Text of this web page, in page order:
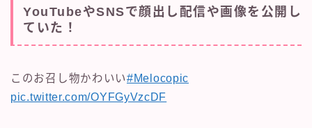
YouTubeやSNSで顔出し配信や画像を公開し
ていた！
このお召し物かわいい#Melocopic
pic.twitter.com/OYFGyVzcDF